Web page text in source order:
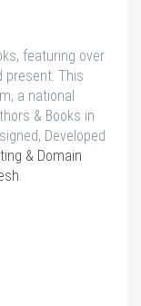
featuring over
present. This
a national
& Books in
Developed
& Domain